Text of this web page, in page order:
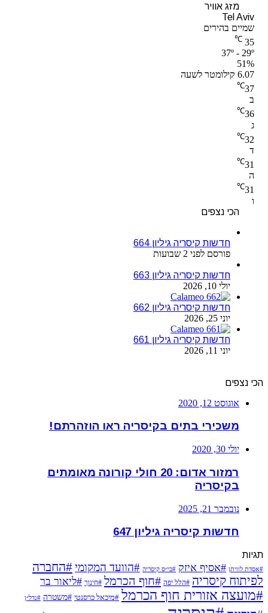
מזג אוויר
Tel Aviv
שמיים בהירים
35
℃
37º - 29º
51%
6.07 קילומטר לשעה
37
℃
ב
36
℃
ג
32
℃
ד
31
℃
ה
31
℃
ו
הכי נצפים
חדשות קיסריה גיליון 664
פורסם לפני 2 שבועות
חדשות קיסריה גיליון 663
יולי 10, 2026
חדשות קיסריה גיליון 662
יוני 25, 2026
חדשות קיסריה גיליון 661
יוני 11, 2026
הכי נצפים
אוגוסט 12, 2020
משכירי בתים בקיסריה ראו הוזהרתם!
יולי 30, 2020
רמזור אדום: 20 חולי קורונה מאומתים
בקיסריה
נובמבר 21, 2025
חדשות קיסריה גיליון 647
תגיות
#אסדת לוויתן #אסיף איזק #בי״ס קיסריה #הוועד המקומי#החברה
לפיתוח קיסריה #הלל יפה #חוף הכרמל #חינוך #ליאור בר
#מועצה אזורית חוף הכרמל #מיכאל כרסנטי #משטרה #נדל״ן